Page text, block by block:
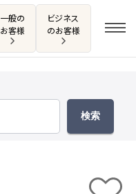
一般の
お客様
ビジネス
のお客様